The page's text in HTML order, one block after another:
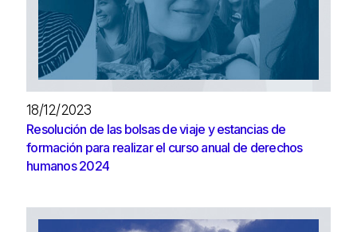
18/12/2023
Resolución de las bolsas de viaje y estancias de
formación para realizar el curso anual de derechos
humanos 2024